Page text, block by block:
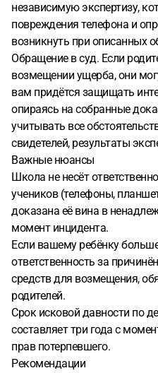
независимую экспертизу,
повреждения телефона и
возникнуть при описанных
Обращение в суд. Если
возмещении ущерба, они
вам придётся защищать
опираясь на собранные
учитывать все
свидетелей, результаты
Важные нюансы
Школа не несёт
учеников (телефоны,
доказана её вина в
момент инцидента.
Если вашему ребёнку
ответственность за
средств для возмещения,
родителей.
Срок исковой давности по
составляет три года с
прав потерпевшего.
Рекомендации